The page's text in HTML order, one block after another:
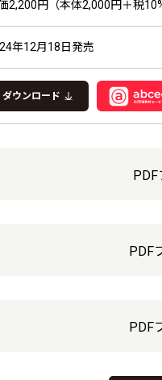
2,200円（本体2,000円＋税
年12月18日発売
ダウンロード
PDF
PDF
PDF